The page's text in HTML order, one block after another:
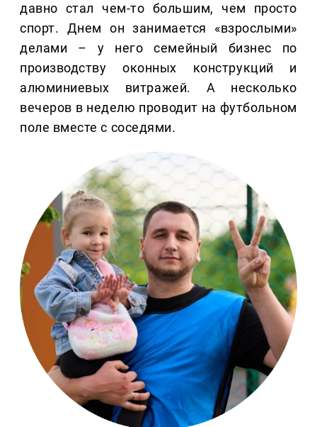
давно стал чем-то большим, чем просто
спорт. Днем он занимается «взрослыми»
делами – у него семейный бизнес по
производству оконных конструкций и
алюминиевых витражей. А несколько
вечеров в неделю проводит на футбольном
поле вместе с соседями.